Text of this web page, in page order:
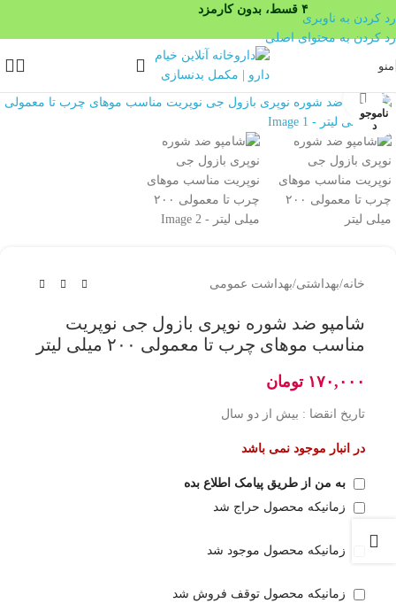
۴ قسط، بدون کارمزد
رد کردن به ناوبری
رد کردن به محتوای اصلی
منو
ناموجو
د
بزرگنمایی تصویر
خانه/بهداشتی/بهداشت عمومی
شامپو ضد شوره نوپری بازول جی نوپریت
مناسب موهای چرب تا معمولی ۲۰۰ میلی لیتر
۱۷۰,۰۰۰ تومان
تاریخ انقضا : بیش از دو سال
در انبار موجود نمی باشد
به من از طریق پیامک اطلاع بده
زمانیکه محصول حراج شد
زمانیکه محصول موجود شد
زمانیکه محصول توقف فروش شد